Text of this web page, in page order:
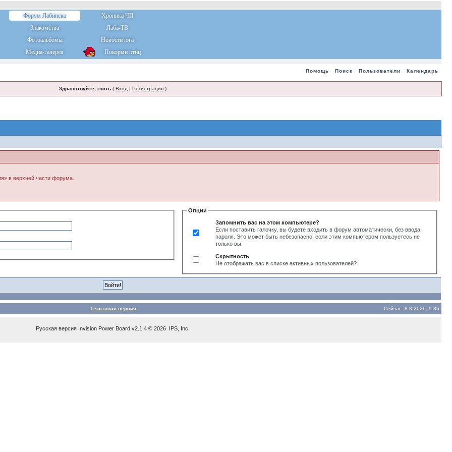
Форум Лабинска
Хроника ЧП
Знакомства
Лаба-ТВ
Фотоальбомы
Новости юга
Медиа-галерея Покорми птиц
Помощь Поиск Пользователи Календарь
Здравствуйте, гость (Вход |Регистрация )
в верхней части форума.
Опции
Запомнить вас на этом компьютере?
Если поставить галочку, вы будете входить в форум автоматически, без ввода
пароля. Это может быть небезопасно, если этим компьютером пользуетесь не
только вы.
Скрытность
Не отображать вас в списке активных пользователей?
Текстовая версия Сейчас: 8.8.2026, 9:35
Русская версия Invision Power Board v2.1.4 © 2026 IPS, Inc.